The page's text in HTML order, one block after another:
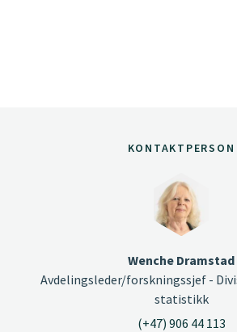
KONTAKTPERSON
Wenche Dramstad
Avdelingsleder/forskningssjef -
statistikk
(+47) 906 44 113